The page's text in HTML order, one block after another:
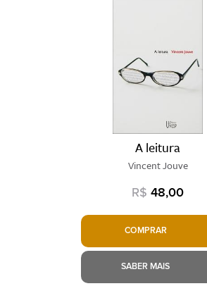
A leitura
Vincent Jouve
R$ 48,00
COMPRAR
SABER MAIS